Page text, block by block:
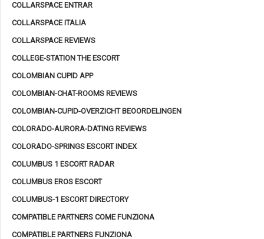
COLLARSPACE ENTRAR
COLLARSPACE ITALIA
COLLARSPACE REVIEWS
COLLEGE-STATION THE ESCORT
COLOMBIAN CUPID APP
COLOMBIAN-CHAT-ROOMS REVIEWS
COLOMBIAN-CUPID-OVERZICHT BEOORDELINGEN
COLORADO-AURORA-DATING REVIEWS
COLORADO-SPRINGS ESCORT INDEX
COLUMBUS 1 ESCORT RADAR
COLUMBUS EROS ESCORT
COLUMBUS-1 ESCORT DIRECTORY
COMPATIBLE PARTNERS COME FUNZIONA
COMPATIBLE PARTNERS FUNZIONA